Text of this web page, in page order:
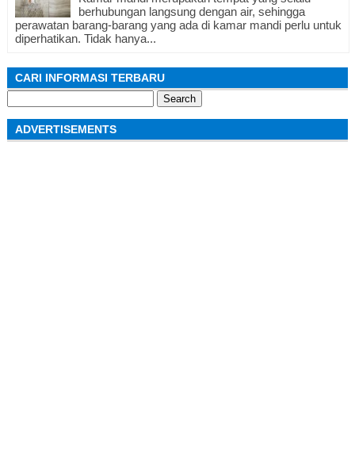
berhubungan langsung dengan air, sehingga
perawatan barang-barang yang ada di kamar mandi perlu untuk
diperhatikan. Tidak hanya...
CARI INFORMASI TERBARU
for:
ADVERTISEMENTS